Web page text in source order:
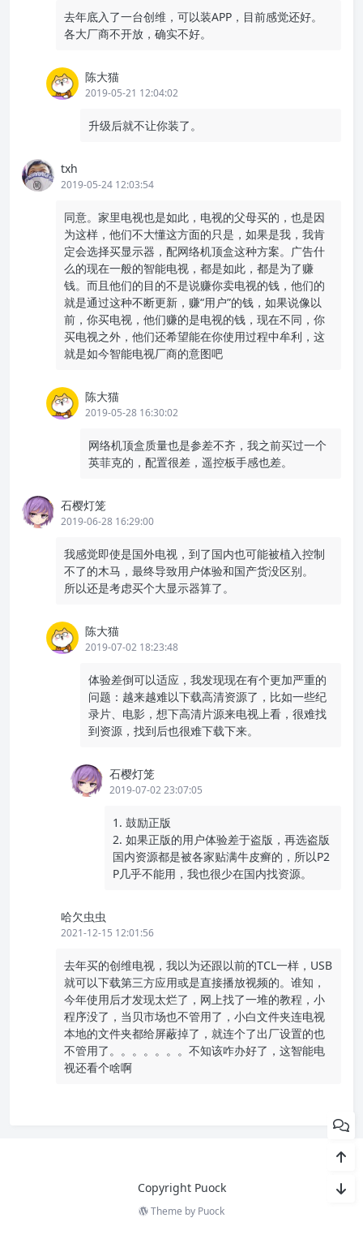
去年底入了一台创维，可以装APP，目前感觉还好。
各大厂商不开放，确实不好。
陈大猫
2019-05-21 12:04:02
升级后就不让你装了。
txh
2019-05-24 12:03:54
同意。家里电视也是如此，电视的父母买的，也是因
为这样，他们不大懂这方面的只是，如果是我，我肯
定会选择买显示器，配网络机顶盒这种方案。广告什
么的现在一般的智能电视，都是如此，都是为了赚
钱。而且他们的目的不是说赚你卖电视的钱，他们的
就是通过这种不断更新，赚“用户”的钱，如果说像以
前，你买电视，他们赚的是电视的钱，现在不同，你
买电视之外，他们还希望能在你使用过程中牟利，这
就是如今智能电视厂商的意图吧
陈大猫
2019-05-28 16:30:02
网络机顶盒质量也是参差不齐，我之前买过一个
英菲克的，配置很差，遥控板手感也差。
石樱灯笼
2019-06-28 16:29:00
我感觉即使是国外电视，到了国内也可能被植入控制
不了的木马，最终导致用户体验和国产货没区别。
所以还是考虑买个大显示器算了。
陈大猫
2019-07-02 18:23:48
体验差倒可以适应，我发现现在有个更加严重的
问题：越来越难以下载高清资源了，比如一些纪
录片、电影，想下高清片源来电视上看，很难找
到资源，找到后也很难下载下来。
石樱灯笼
2019-07-02 23:07:05
1. 鼓励正版
2. 如果正版的用户体验差于盗版，再选盗版
国内资源都是被各家贴满牛皮癣的，所以P2
P几乎不能用，我也很少在国内找资源。
哈欠虫虫
2021-12-15 12:01:56
去年买的创维电视，我以为还跟以前的TCL一样，USB
就可以下载第三方应用或是直接播放视频的。谁知，
今年使用后才发现太烂了，网上找了一堆的教程，小
程序没了，当贝市场也不管用了，小白文件夹连电视
本地的文件夹都给屏蔽掉了，就连个了出厂设置的也
不管用了。。。。。。。不知该咋办好了，这智能电
视还看个啥啊
Copyright Puock
Theme by Puock